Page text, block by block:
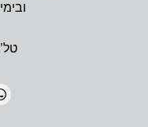
ובימי ו’:
טל’: 03-